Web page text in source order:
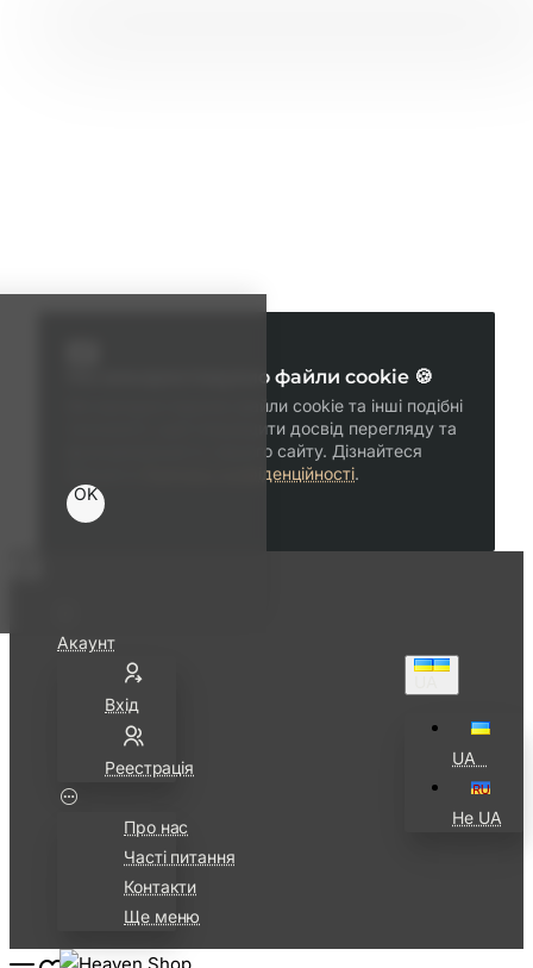
Ми використовуємо файли cookie 🍪
Ми використовуємо файли cookie та інші подібні
технології, щоб покращити досвід перегляду та
функціональність нашого сайту. Дізнайтеся
Політика конфіденційності.
OK
Акаунт
Вхід
Реестрація
Про нас
Часті питання
Контакти
Ще меню
UA⠀
Не UA